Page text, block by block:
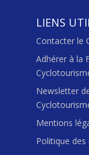
LIENS
Contacter le
Adhérer à la
Newsletter
Mentions
Politique